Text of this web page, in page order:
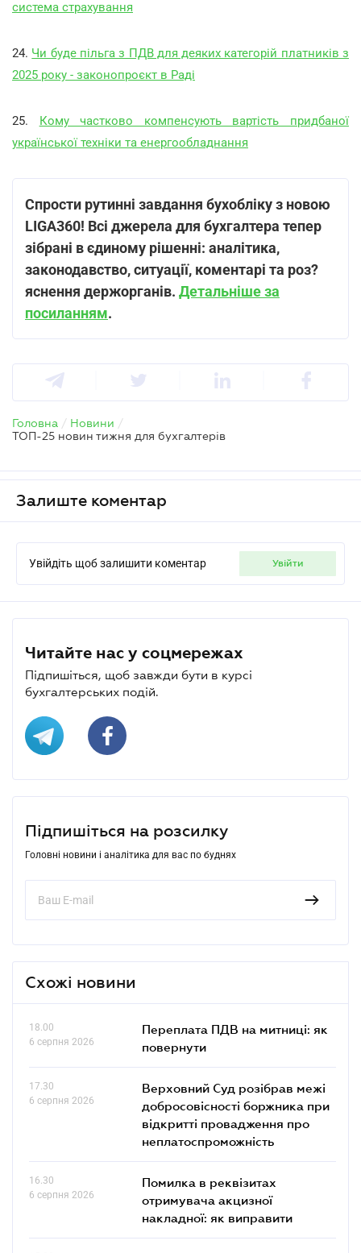
система страхування
24. Чи буде пільга з ПДВ для деяких категорій платників з
2025 року - законопроєкт в Раді
25. Кому частково компенсують вартість придбаної
української техніки та енергообладнання
Спрости рутинні завдання бухобліку з новою
LIGA360! Всі джерела для бухгалтера тепер
зібрані в єдиному рішенні: аналітика,
законодавство, ситуації, коментарі та роз?
яснення держорганів. Детальніше за
посиланням.
Головна / Новини /
ТОП-25 новин тижня для бухгалтерів
Залиште коментар
Увійдіть щоб залишити коментар увійти
Читайте нас у соцмережах
Підпишіться, щоб завжди бути в курсі
бухгалтерських подій.
Підпишіться на розсилку
Головні новини і аналітика для вас по буднях
Схожі новини
18.00
6 серпня 2026
Переплата ПДВ на митниці: як
повернути
17.30
6 серпня 2026
Верховний Суд розібрав межі
добросовісності боржника при
відкритті провадження про
неплатоспроможність
16.30
6 серпня 2026
Помилка в реквізитах
отримувача акцизної
накладної: як виправити